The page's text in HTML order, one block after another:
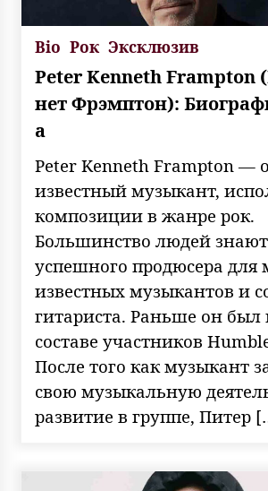
Bio Рок Эксклюзив
Peter Kenneth Frampton
нет Фрэмптон):
а
Peter Kenneth Frampton —
известный музыкант,
композиции в жанре рок.
Большинство людей знают
успешного продюсера для
известных музыкантов и
гитариста. Раньше он был
составе участников
После того как музыкант
свою музыкальную
развитие в группе, Питер